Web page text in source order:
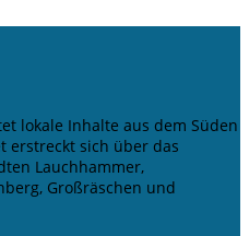
lokale Inhalte aus dem Süden
erstreckt sich über das
Lauchhammer,
Großräschen und